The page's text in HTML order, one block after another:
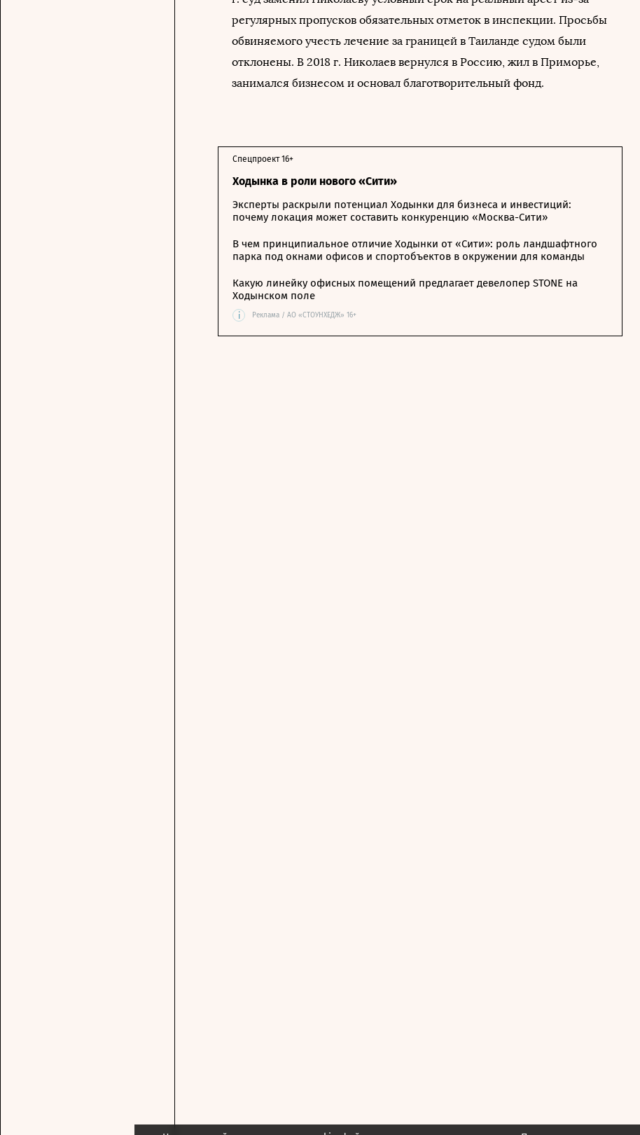
регулярных пропусков обязательных отметок в инспекции. Просьбы
обвиняемого учесть лечение за границей в Таиланде судом были
отклонены. В 2018 г. Николаев вернулся в Россию, жил в Приморье,
занимался бизнесом и основал благотворительный фонд.
Ходынка в роли нового «Сити»
Спецпроект 16+
Эксперты раскрыли потенциал Ходынки для бизнеса и инвестиций:
почему локация может составить конкуренцию «Москва-Сити»
В чем принципиальное отличие Ходынки от «Сити»: роль ландшафтного
парка под окнами офисов и спортобъектов в окружении для команды
Какую линейку офисных помещений предлагает девелопер STONE на
Ходынском поле
i Реклама / АО «СТОУНХЕДЖ» 16+